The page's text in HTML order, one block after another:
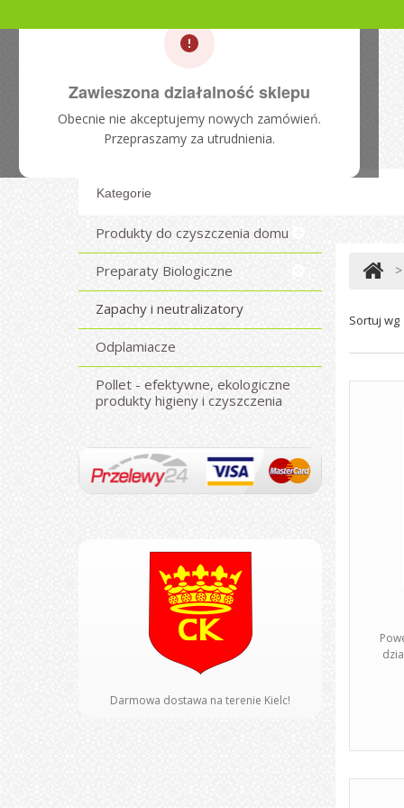
Zawieszona działalność sklepu
Obecnie nie akceptujemy nowych zamówień.
Przepraszamy za utrudnienia.
Kategorie
Produkty do czyszczenia domu
Preparaty Biologiczne
Zapachy i neutralizatory
Odplamiacze
Pollet - efektywne, ekologiczne
produkty higieny i czyszczenia
Darmowa dostawa na terenie Kielc!
>
Sortuj wg